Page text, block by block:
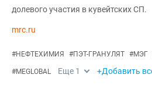
долевого участия в кувейтских СП.
mrc.ru
#НЕФТЕХИМИЯ #ПЭТ-ГРАНУЛЯТ #МЭГ
#MEGLOBAL Еще 1 +Добавить